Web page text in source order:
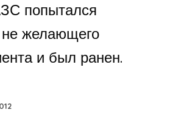
попытался
не желающего
и был ранен.